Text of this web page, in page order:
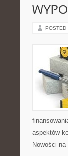
POSTED
aspektów
Nowości